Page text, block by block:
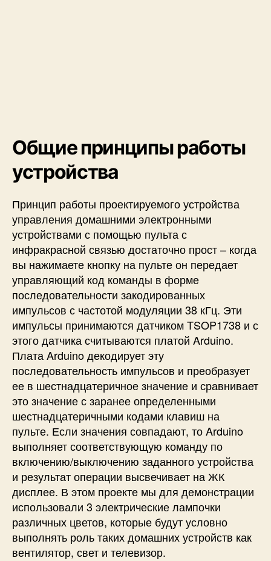
с
с
в
я
з
и
и
A
r
d
u
i
Общие принципы работы
устройства
Принцип работы проектируемого устройства
управления домашними электронными
устройствами с помощью пульта с
инфракрасной связью достаточно прост – когда
вы нажимаете кнопку на пульте он передает
управляющий код команды в форме
последовательности закодированных
импульсов с частотой модуляции 38 кГц. Эти
импульсы принимаются датчиком TSOP1738 и с
этого датчика считываются платой Arduino.
Плата Arduino декодирует эту
последовательность импульсов и преобразует
ее в шестнадцатеричное значение и сравнивает
это значение с заранее определенными
шестнадцатеричными кодами клавиш на
пульте. Если значения совпадают, то Arduino
выполняет соответствующую команду по
включению/выключению заданного устройства
и результат операции высвечивает на ЖК
дисплее. В этом проекте мы для демонстрации
использовали 3 электрические лампочки
различных цветов, которые будут условно
выполнять роль таких домашних устройств как
вентилятор, свет и телевизор.